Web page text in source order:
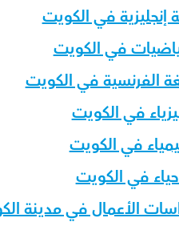
في الكويت
في الكويت
الفرنسية في الكويت
في الكويت
في الكويت
في الكويت
الأعمال في مدينة